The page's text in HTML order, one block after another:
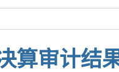
算审计结